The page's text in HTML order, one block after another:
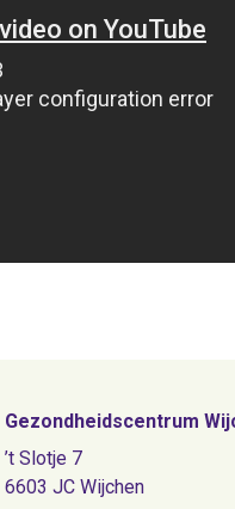
Gezondheidscentrum
’t Slotje 7
6603 JC Wijchen